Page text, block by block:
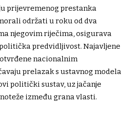
prijevremenog prestanka
održati u roku od dva
njegovim riječima, osigurava
predvidljivost. Najavljene
nacionalnim
prelazak s ustavnog modela
politički sustav, uz jačanje
između grana vlasti.